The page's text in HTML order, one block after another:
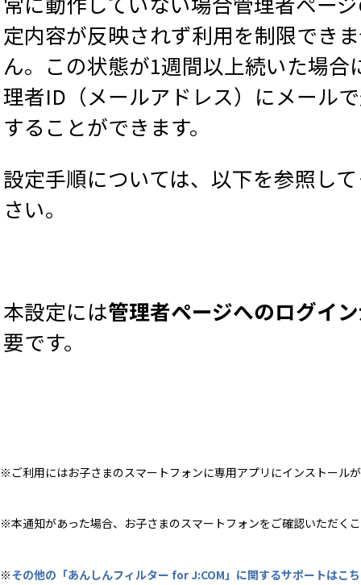
定内容が反映されず利用を制限でき
ん。この状態が1週間以上続いた場合
理者ID（メールアドレス）にメール
することができます。
設定手順については、以下を参照し
さい。
本設定には管理者ページへのログイ
要です。
※ご利用にはお子さまのスマートフォンに専用アプリにインストール
※本通知があった場合、お子さまのスマートフォンをご確認いただく
※その他の「あんしんフィルター for J:COM」に関するサポートはこ